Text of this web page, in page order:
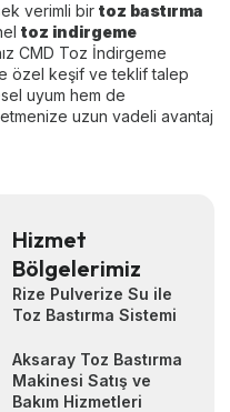
verimli bir toz bastırma
toz indirgeme
CMD Toz İndirgeme
özel keşif ve teklif talep
uyum hem de
uzun vadeli avantaj
Hizmet
Bölgelerimiz
Rize Pulverize Su ile
Toz Bastırma Sistemi
Aksaray Toz Bastırma
Makinesi Satış ve
Bakım Hizmetleri